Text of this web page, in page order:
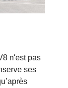
n'est pas
ses